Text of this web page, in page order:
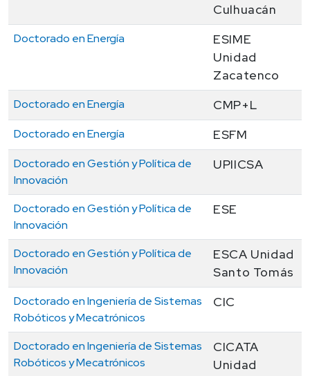
Culhuacán
Doctorado en Energía
ESIME
Unidad
Zacatenco
Doctorado en Energía CMP+L
Doctorado en Energía ESFM
Doctorado en Gestión y Política de
Innovación
UPIICSA
Doctorado en Gestión y Política de
Innovación
ESE
Doctorado en Gestión y Política de
Innovación
ESCA Unidad
Santo Tomás
Doctorado en Ingeniería de Sistemas
Robóticos y Mecatrónicos
CIC
Doctorado en Ingeniería de Sistemas
Robóticos y Mecatrónicos
CICATA
Unidad